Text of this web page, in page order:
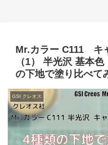
Mr.カラー C111 キ
（1） 半光沢 基本
の下地で塗り比べて
GSI クレオス